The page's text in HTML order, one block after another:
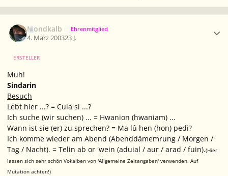
Mondkalb Ehrenmitglied
4. März 200323 J.
ERSTELLER
Muh!
Sindarin
Besuch
Lebt hier ...? = Cuia si ...?
Ich suche (wir suchen) ... = Hwanion (hwaniam) ...
Wann ist sie (er) zu sprechen? = Ma lû hen (hon) pedi?
Ich komme wieder am Abend (Abenddämemrung / Morgen /
Tag / Nacht). = Telin ab or 'wein (aduial / aur / arad / fuin).(Hier
lassen sich sehr schön Vokalben von 'Allgemeine Zeitangaben' verwenden. Auf
Mutation achten!)